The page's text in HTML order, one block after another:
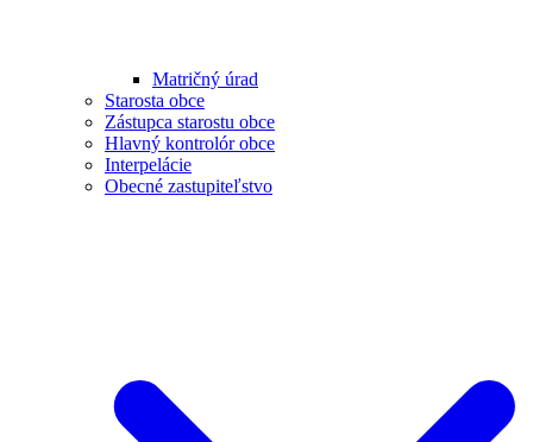
Matričný úrad
Starosta obce
Zástupca starostu obce
Hlavný kontrolór obce
Interpelácie
Obecné zastupiteľstvo